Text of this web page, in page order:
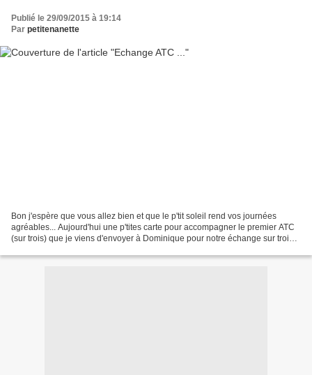
Publié le 29/09/2015 à 19:14
Par petitenanette
Bon j'espère que vous allez bien et que le p'tit soleil rend vos journées
agréables... Aujourd'hui une p'tites carte pour accompagner le premier ATC
(sur trois) que je viens d'envoyer à Dominique pour notre échange sur trois